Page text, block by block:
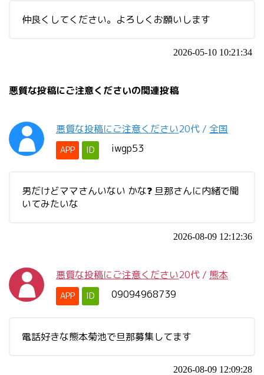
仲良くしてください。よろしくお願いします
2026-05-10 10:21:34
悪質な投稿にご注意くださいの関連投稿
悪質な投稿にご注意ください20代 / 全国
APP ID iwgp53
男だけどママさんいない かな❓ 旦那さんに内緒で聞
いてみたいな
2026-08-09 12:12:36
悪質な投稿にご注意ください20代 / 熊本
APP ID 09094968739
電話好きな熊本菊池で旦那募集してます
2026-08-09 12:09:28